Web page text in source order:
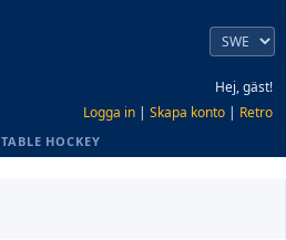
Hej, gäst!
Logga in | Skapa konto | Retro
TABLE HOCKEY